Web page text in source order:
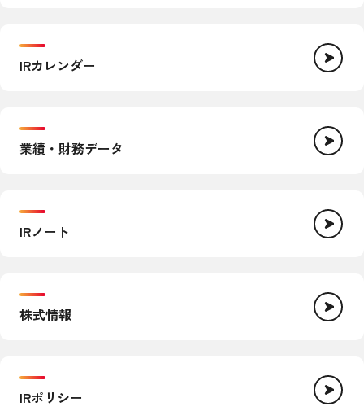
IRカレンダー
業績・財務データ
IRノート
株式情報
IRポリシー